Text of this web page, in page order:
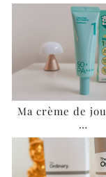
Ma crème de
…